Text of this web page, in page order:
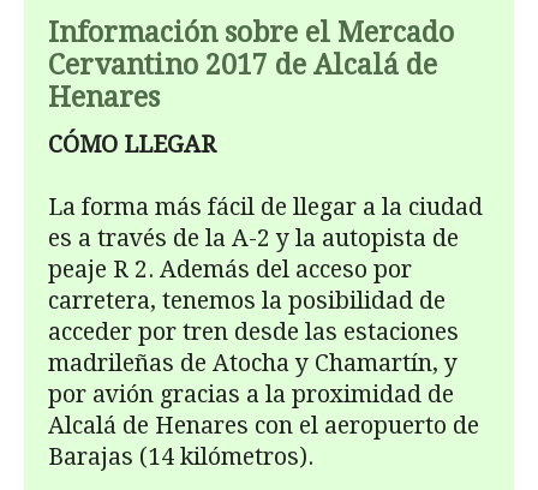
Información sobre el Mercado
Cervantino 2017 de Alcalá de
Henares
CÓMO LLEGAR
La forma más fácil de llegar a la ciudad
es a través de la A-2 y la autopista de
peaje R 2. Además del acceso por
carretera, tenemos la posibilidad de
acceder por tren desde las estaciones
madrileñas de Atocha y Chamartín, y
por avión gracias a la proximidad de
Alcalá de Henares con el aeropuerto de
Barajas (14 kilómetros).